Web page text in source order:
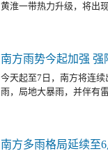
黄淮一带热力升级，将出
南方雨势今起加强 强
今天起至7日，南方将连
雨，局地大暴雨，并伴有
南方多雨格局延续至